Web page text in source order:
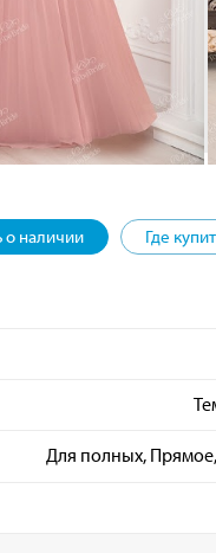
о наличии Где
Для полных,